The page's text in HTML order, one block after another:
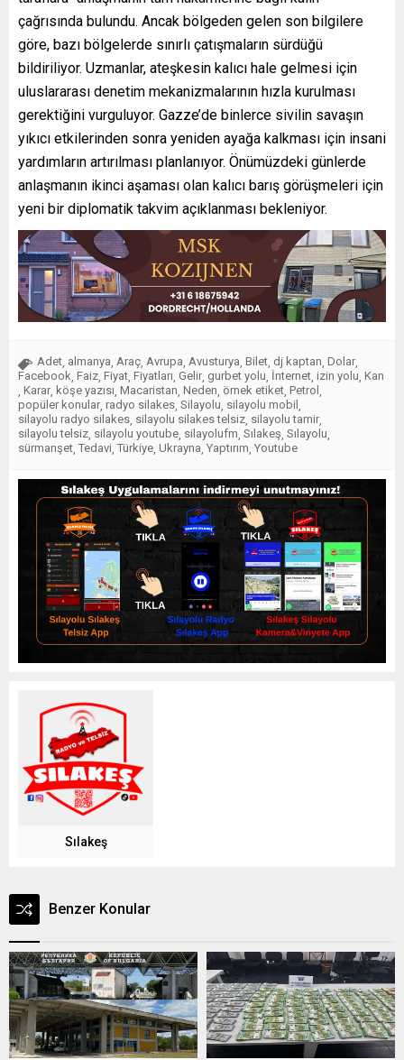
çağrısında bulundu. Ancak bölgeden gelen son bilgilere
göre, bazı bölgelerde sınırlı çatışmaların sürdüğü
bildiriliyor. Uzmanlar, ateşkesin kalıcı hale gelmesi için
uluslararası denetim mekanizmalarının hızla kurulması
gerektiğini vurguluyor. Gazze’de binlerce sivilin savaşın
yıkıcı etkilerinden sonra yeniden ayağa kalkması için insani
yardımların artırılması planlanıyor. Önümüzdeki günlerde
anlaşmanın ikinci aşaması olan kalıcı barış görüşmeleri için
yeni bir diplomatik takvim açıklanması bekleniyor.
Adet, almanya, Araç, Avrupa, Avusturya, Bilet, dj kaptan, Dolar,
Facebook, Faiz, Fiyat, Fiyatları, Gelir, gurbet yolu, İnternet, izin yolu, Kan
, Karar, köşe yazısı, Macaristan, Neden, örnek etiket, Petrol ,
popüler konular, radyo silakes, Silayolu, silayolu mobil ,
silayolu radyo silakes, silayolu silakes telsiz, silayolu tamir,
silayolu telsiz, silayolu youtube, silayolufm, Sılakeş, Sılayolu,
sürmanşet, Tedavi, Türkiye, Ukrayna, Yaptırım, Youtube
Sılakeş
Benzer Konular